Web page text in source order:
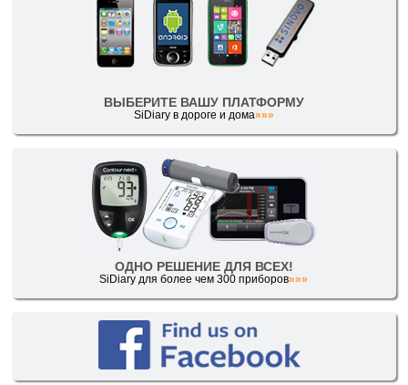
ВЫБЕРИТЕ ВАШУ ПЛАТФОРМУ
SiDiary в дороге и дома»»»
ОДНО РЕШЕНИЕ ДЛЯ ВСЕХ!
SiDiary для более чем 300 приборов»»»